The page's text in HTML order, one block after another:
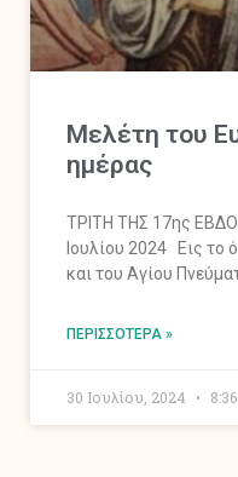
Mελέτη του
ημέρας
ΤΡΙΤΗ ΤΗΣ 17ης
Ιουλίου 2024 Εις το
και του Αγίου
ΠΕΡΙΣΣΌΤΕΡΑ »
30 Ιουλίου, 2024